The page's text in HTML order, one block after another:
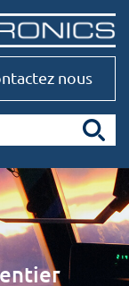
nous